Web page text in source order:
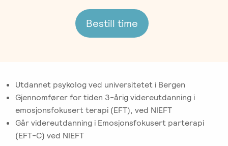
Arbeidsrettet
behandling
-
Spesialistutdanning
for
psykologer
og
Jobb
ved
Spisskompetanse
Sakkyndig
arbeid
Forskning
Norsk
Institutt
for
Emosjonsfokusert
Terapi
Bestill time
Utdannet psykolog ved universitetet i Bergen
Gjennomfører for tiden 3-årig videreutdanning i
emosjonsfokusert terapi (EFT), ved NIEFT
Går videreutdanning i Emosjonsfokusert parterapi
(EFT-C) ved NIEFT